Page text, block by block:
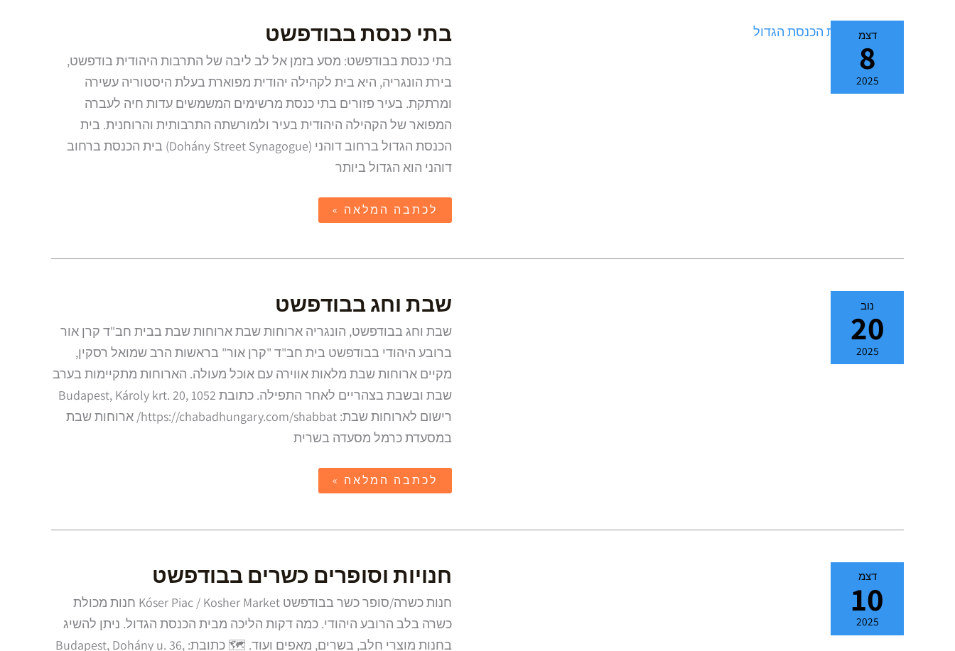
דצמ
8
2025
בתי כנסת בבודפשט
בתי כנסת בבודפשט: מסע בזמן אל לב ליבה של התרבות היהודית בודפשט,
בירת הונגריה, היא בית לקהילה יהודית מפוארת בעלת היסטוריה עשירה
ומרתקת. בעיר פזורים בתי כנסת מרשימים המשמשים עדות חיה לעברה
המפואר של הקהילה היהודית בעיר ולמורשתה התרבותית והרוחנית. בית
הכנסת הגדול ברחוב דוהני (Dohány Street Synagogue) בית הכנסת ברחוב
דוהני הוא הגדול ביותר
בתי
כנסת
לכתבה המלאה »
נוב
20
2025
שבת וחג בבודפשט
שבת וחג בבודפשט, הונגריה ארוחות שבת ארוחות שבת בבית חב"ד קרן אור
ברובע היהודי בבודפשט בית חב"ד "קרן אור" בראשות הרב שמואל רסקין,
מקיים ארוחות שבת מלאות אווירה עם אוכל מעולה. הארוחות מתקיימות בערב
שבת ובשבת בצהריים לאחר התפילה. כתובת Budapest, Károly krt. 20, 1052
רישום לארוחות שבת: https://chabadhungary.com/shabbat/ ארוחות שבת
במסעדת כרמל מסעדה בשרית
שבת
וחג
לכתבה המלאה »
דצמ
10
2025
חנויות וסופרים כשרים בבודפשט
חנות כשרה/סופר כשר בבודפשט Kóser Piac / Kosher Market חנות מכולת
כשרה בלב הרובע היהודי. כמה דקות הליכה מבית הכנסת הגדול. ניתן להשיג
בחנות מוצרי חלב, בשרים, מאפים ועוד. 🗺️ כתובת: Budapest, Dohány u. 36,
חנויות
וסופרים
בבודפשט